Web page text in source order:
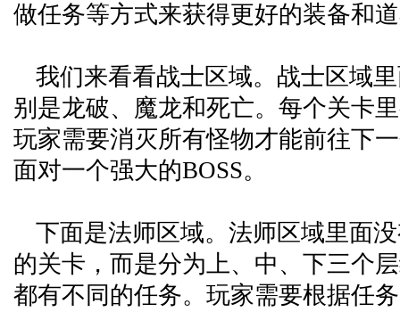
做任务等方式来获得更好的装备和
我们来看看战士区域。战士区域
别是龙破、魔龙和死亡。每个关卡
玩家需要消灭所有怪物才能前往下
面对一个强大的BOSS。
下面是法师区域。法师区域里面
的关卡，而是分为上、中、下三个
都有不同的任务。玩家需要根据任